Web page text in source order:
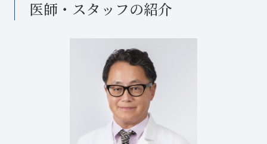
医師・スタッフの紹介